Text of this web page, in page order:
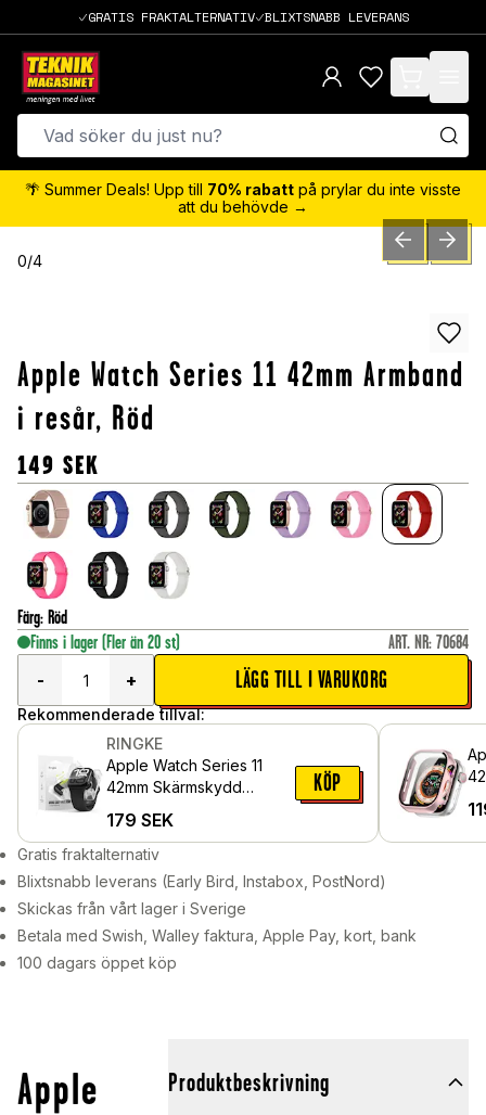
GRATIS FRAKTALTERNATIV BLIXTSNABB LEVERANS
items in cart,
🌴 Summer Deals! Upp till 70% rabatt på prylar du inte visste
att du behövde →
0/4 PREVIOUSNEXT
Apple Watch Series 11 42mm Armband
i resår, Röd
149 SEK
Färg: Röd
Finns i lager (Fler än 20 st) ART. NR: 70684
-
+ LÄGG TILL I VARUKORG
Rekommenderade tillval:
RINGKE
Apple Watch Series 11
42mm Skärmskydd
Pro (2-pack)
179 SEK
KÖP
Gratis fraktalternativ
Blixtsnabb leverans (Early Bird, Instabox, PostNord)
Skickas från vårt lager i Sverige
Betala med Swish, Walley faktura, Apple Pay, kort, bank
100 dagars öppet köp
Apple
Produktbeskrivning